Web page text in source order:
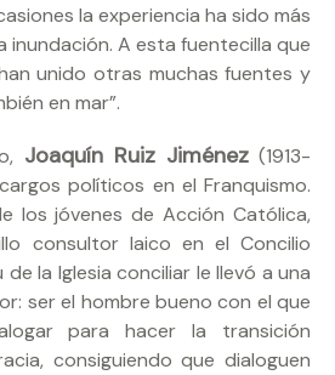
la experiencia ha sido más
inundación. A esta fuentecilla que
unido otras muchas fuentes y
en mar”.
Joaquín Ruiz Jiménez(1913-
políticos en el Franquismo.
los jóvenes de Acción Católica,
consultor laico en el Concilio
de la Iglesia conciliar le llevó a una
ser el hombre bueno con el que
para hacer la transición
consiguiendo que dialoguen